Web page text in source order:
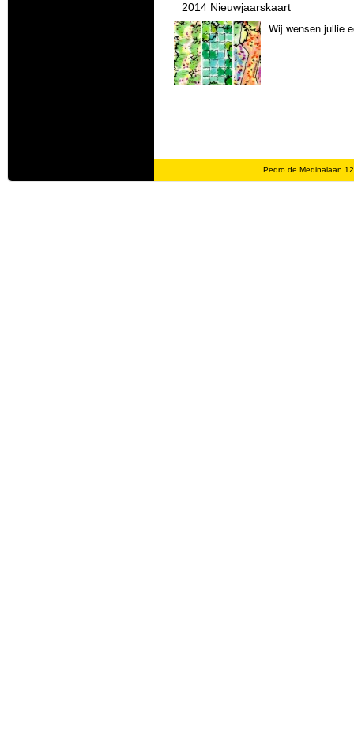
2014 Nieuwjaarskaart
Wij wensen jullie
Pedro de Medinalaan